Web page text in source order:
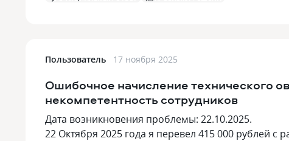
Пользователь 17 ноября 2025
Ошибочное начисление технического
некомпетентность сотрудников
Дата возникновения проблемы: 22.10.2025.
22 Октября 2025 года я перевел 415 000 рублей с